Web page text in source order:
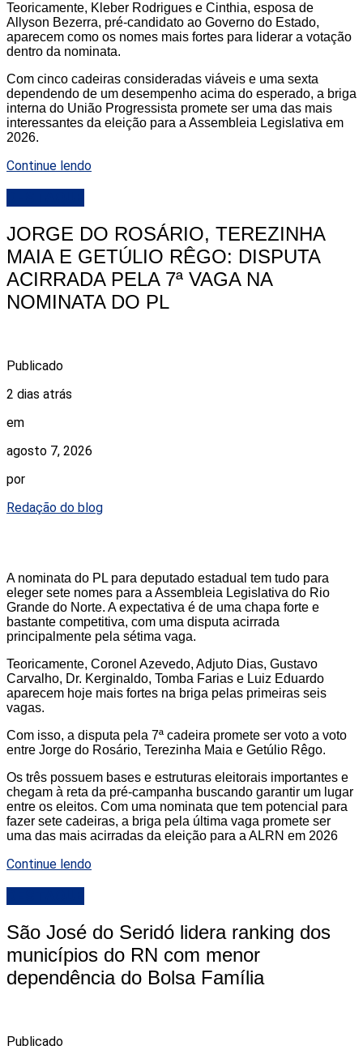
Teoricamente, Kleber Rodrigues e Cinthia, esposa de
Allyson Bezerra, pré-candidato ao Governo do Estado,
aparecem como os nomes mais fortes para liderar a votação
dentro da nominata.
Com cinco cadeiras consideradas viáveis e uma sexta
dependendo de um desempenho acima do esperado, a briga
interna do União Progressista promete ser uma das mais
interessantes da eleição para a Assembleia Legislativa em
2026.
Continue lendo
JORGE DO ROSÁRIO, TEREZINHA
MAIA E GETÚLIO RÊGO: DISPUTA
ACIRRADA PELA 7ª VAGA NA
NOMINATA DO PL
Publicado
2 dias atrás
em
agosto 7, 2026
por
Redação do blog
A nominata do PL para deputado estadual tem tudo para
eleger sete nomes para a Assembleia Legislativa do Rio
Grande do Norte. A expectativa é de uma chapa forte e
bastante competitiva, com uma disputa acirrada
principalmente pela sétima vaga.
Teoricamente, Coronel Azevedo, Adjuto Dias, Gustavo
Carvalho, Dr. Kerginaldo, Tomba Farias e Luiz Eduardo
aparecem hoje mais fortes na briga pelas primeiras seis
vagas.
Com isso, a disputa pela 7ª cadeira promete ser voto a voto
entre Jorge do Rosário, Terezinha Maia e Getúlio Rêgo.
Os três possuem bases e estruturas eleitorais importantes e
chegam à reta da pré-campanha buscando garantir um lugar
entre os eleitos. Com uma nominata que tem potencial para
fazer sete cadeiras, a briga pela última vaga promete ser
uma das mais acirradas da eleição para a ALRN em 2026
Continue lendo
São José do Seridó lidera ranking dos
municípios do RN com menor
dependência do Bolsa Família
Publicado